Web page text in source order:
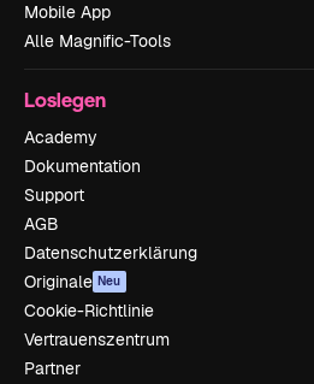
Mobile App
Alle Magnific-Tools
Loslegen
Academy
Dokumentation
Support
AGB
Datenschutzerklärung
Originale Neu
Cookie-Richtlinie
Vertrauenszentrum
Partner